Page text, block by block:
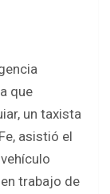
que
un taxista
asistió el
trabajo de